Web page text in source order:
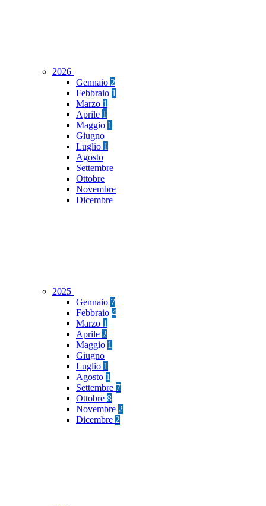
2026
Gennaio 2
Febbraio 1
Marzo 1
Aprile 1
Maggio 1
Giugno
Luglio 1
Agosto
Settembre
Ottobre
Novembre
Dicembre
2025
Gennaio 7
Febbraio 4
Marzo 1
Aprile 2
Maggio 1
Giugno
Luglio 1
Agosto 1
Settembre 7
Ottobre 8
Novembre 2
Dicembre 2